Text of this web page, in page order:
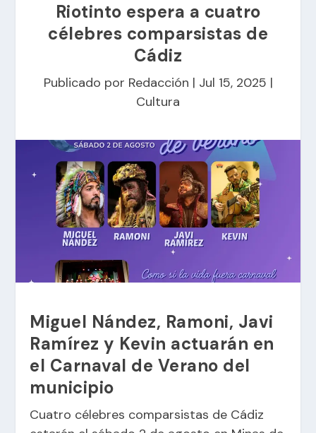
Riotinto espera a cuatro
célebres comparsistas de
Cádiz
Publicado por Redacción | Jul 15, 2025 |
Cultura
Miguel Nández, Ramoni, Javi
Ramírez y Kevin actuarán en
el Carnaval de Verano del
municipio
Cuatro célebres comparsistas de Cádiz